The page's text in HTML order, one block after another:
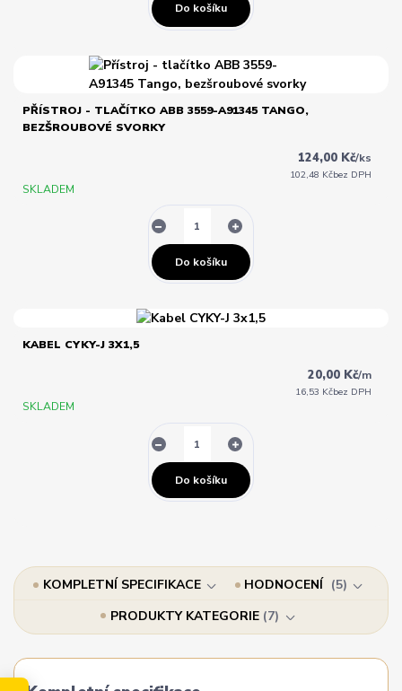
Do košíku
PŘÍSTROJ - TLAČÍTKO ABB 3559-A91345 TANGO,
BEZŠROUBOVÉ SVORKY
124,00 Kč/ks
102,48 Kčbez DPH
SKLADEM
Do košíku
KABEL CYKY-J 3X1,5
20,00 Kč/m
16,53 Kčbez DPH
SKLADEM
Do košíku
KOMPLETNÍ SPECIFIKACE HODNOCENÍ
5
PRODUKTY KATEGORIE 7